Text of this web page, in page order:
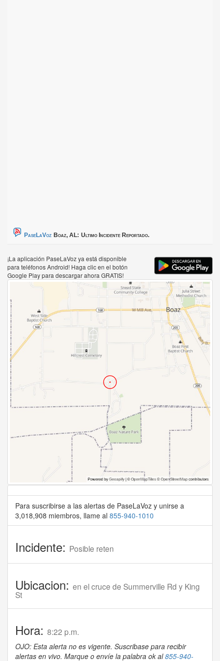
PaseLaVoz Boaz, AL: Ultimo Incidente Reportado.
¡La aplicación PaseLaVoz ya está disponible
para teléfonos Android! Haga clic en el botón
Google Play para descargar ahora GRATIS!
Para suscribirse a las alertas de PaseLaVoz y unirse a
3,018,908 miembros, llame al 855-940-1010
Incidente: Posible reten
Ubicacion: en el cruce de Summerville Rd y King
St
Hora: 8:22 p.m.
OJO: Esta alerta no es vigente. Suscribase para recibir
alertas en vivo. Marque o envíe la palabra ok al855-940-